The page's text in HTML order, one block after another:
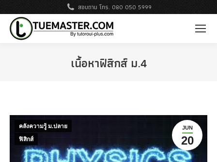
สอบถาม โทร. 080 050 5999
เนื้อหาฟิสิกส์ ม.4
JUN
20
คลังความรู้ ม.ปลาย
ฟิสิกส์